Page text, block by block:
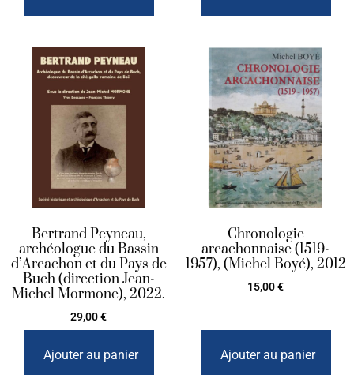
Bertrand Peyneau,
archéologue du Bassin
d’Arcachon et du Pays de
Buch (direction Jean-
Michel Mormone), 2022.
29,00€
Ajouter au panier
Chronologie
arcachonnaise (1519-
1957), (Michel Boyé), 2012
15,00€
Ajouter au panier